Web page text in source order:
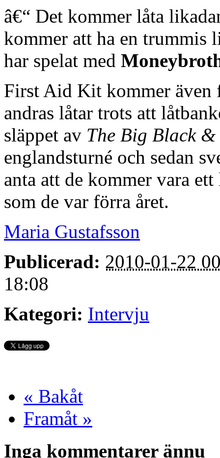
â€“ Det kommer låta
kommer att ha en
har spelat med
First Aid Kit kommer även
andras låtar trots att
släppet av The Big Black &
englandsturné och sedan
anta att de kommer vara
som de var förra året.
Maria Gustafsson
Publicerad: 2010-01-22
18:08
Kategori: Intervju
« Bakåt
Framåt »
Inga kommentarer ännu